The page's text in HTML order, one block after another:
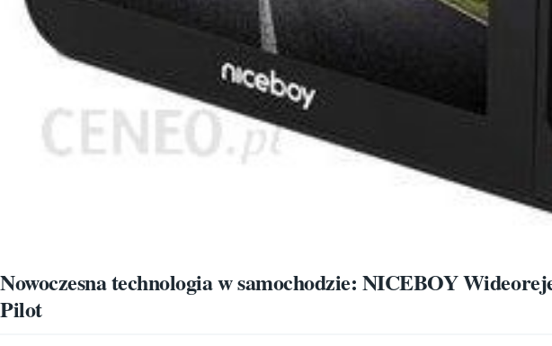
Nowoczesna technologia w samochodzie: NICEBOY
Pilot